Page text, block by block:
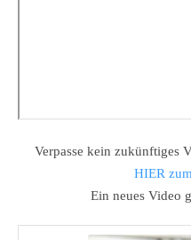
Verpasse kein zukünftiges
HIER
Ein neues Video